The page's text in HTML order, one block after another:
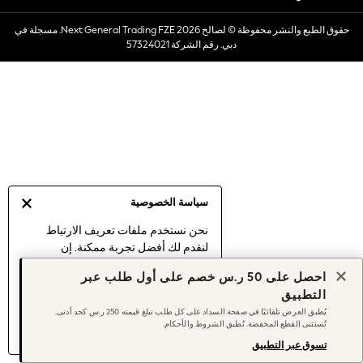
سياسة الخصوصية
نحن نستخدم ملفات تعريف الارتباط
لنقدم لك أفضل تجربة ممكنة. إن
موافقتك على استخدامنا لملفات تعريف
اكتشف المزيد عن إدارة إعدادات ملفات
تعريف الارتباط (الكوكيز).
Dresses
Occasionwear
Sets & Outfits
Sun Hats & Caps
Women's Holiday Shop
Women's Travel Styles
Dresses
Occasionwear
Linen Collection
Tops & T-Shirts
حقوق الطبع والنشر محفوظة © لصالح 2026 Next General Trading FZE. مسجلة في
دبي. رقم الشركة 57324021
احصل على 50 ر.س خصم على أول طلب عبر
التطبيق
يُطبق العرض تلقائيًا في صفحة السداد على كل طلب تبلغ قيمته 250 ر.س كحد أدنى.
تُستثنى القطع المخفضة. تُطبق الشروط والأحكام.
تسوق عبر التطبيق